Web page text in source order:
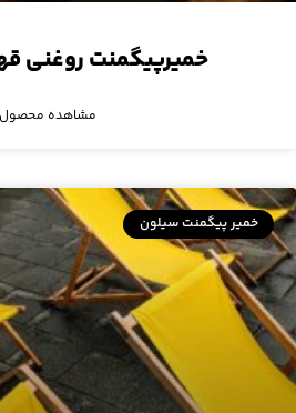
خمیرپیگمنت روغنی
مشاهده محصول
خمیر پیگمنت سیلون